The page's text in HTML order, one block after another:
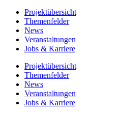
Projektübersicht
Themenfelder
News
Veranstaltungen
Jobs & Karriere
Projektübersicht
Themenfelder
News
Veranstaltungen
Jobs & Karriere